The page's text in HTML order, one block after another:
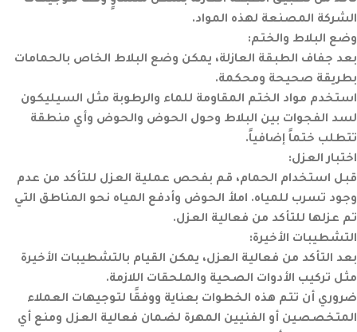
الشركة المصنعة لهذه المواد.
وضع البلاط والختم:
بعد جفاف الطبقة العازلة، يمكن وضع البلاط الخاص بالحمامات
بطريقة صحيحة ومحكمة.
استخدم مواد الختم المقاومة للماء والرطوبة مثل السيليكون
لسد الفجوات بين البلاط وحول الحوض والحوض وأي منطقة
تتطلب ختماً إضافياً.
اختبار العزل:
قبل استخدام الحمام، قم بفحص عملية العزل للتأكد من عدم
وجود تسرب للمياه. املأ الحوض وأدفع المياه نحو المناطق التي
تم عزلها للتأكد من فعالية العزل.
التشطيبات الأخيرة:
بعد التأكد من فعالية العزل، يمكن القيام بالتشطيبات الأخيرة
مثل تركيب الأدوات الصحية والملحقات اللازمة.
ضروري أن تتم هذه الخطوات بعناية ووفقًا لتوجيهات العملاء
المتخصصين أو الفنيين المهرة لضمان فعالية العزل ومنع أي